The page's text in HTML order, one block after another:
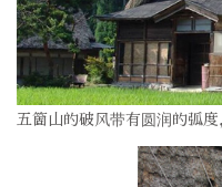
五箇山的破风带有圆润的弧